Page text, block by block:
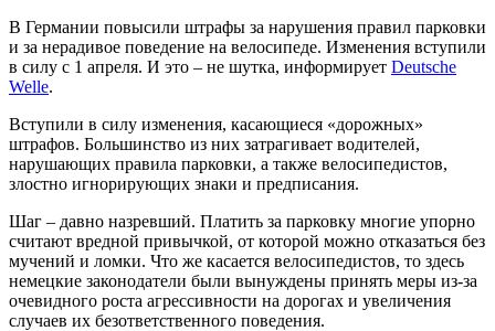
В Германии повысили штрафы за нарушения правил парковки
и за нерадивое поведение на велосипеде. Изменения вступили
в силу с 1 апреля. И это – не шутка, информирует Deutsche
Welle.
Вступили в силу изменения, касающиеся «дорожных»
штрафов. Большинство из них затрагивает водителей,
нарушающих правила парковки, а также велосипедистов,
злостно игнорирующих знаки и предписания.
Шаг – давно назревший. Платить за парковку многие упорно
считают вредной привычкой, от которой можно отказаться без
мучений и ломки. Что же касается велосипедистов, то здесь
немецкие законодатели были вынуждены принять меры из-за
очевидного роста агрессивности на дорогах и увеличения
случаев их безответственного поведения.